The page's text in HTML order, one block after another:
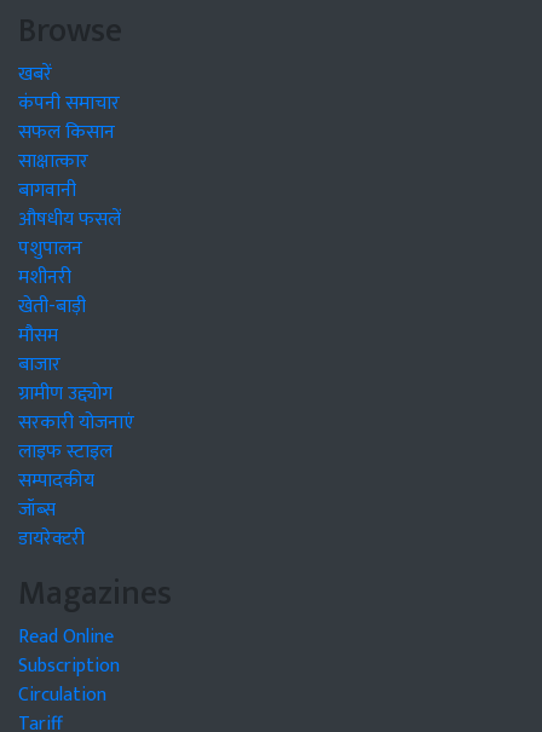
Browse
खबरें
कंपनी समाचार
सफल किसान
साक्षात्कार
बागवानी
औषधीय फसलें
पशुपालन
मशीनरी
खेती-बाड़ी
मौसम
बाजार
ग्रामीण उद्द्योग
सरकारी योजनाएं
लाइफ स्टाइल
सम्पादकीय
जॉब्स
डायरेक्टरी
Magazines
Read Online
Subscription
Circulation
Tariff